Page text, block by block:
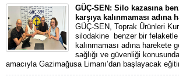
GÜÇ-SEN: Silo kazasına
karşıya kalınmaması adına
GÜÇ-SEN, Toprak Ürünleri
silodakine benzer bir felaketle
kalınmaması adına harekete
sağlığı ve güvenliği
amacıyla Gazimağusa Limanı’dan başlayacak